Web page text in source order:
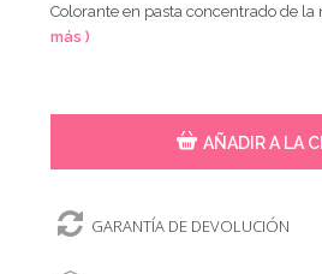
Colorante en pasta concentrado de
más )
AÑADIR A LA
GARANTÍA DE DEVOLUCIÓN